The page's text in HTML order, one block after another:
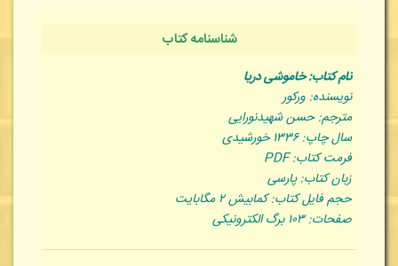
شناسنامه کتاب
نام کتاب:خاموشی دریا
نویسنده: ورکور
مترجم: حسن شهیدنورایی
سال چاپ: ۱۳۳۶ خورشیدی
فرمت کتاب: PDF
زبان کتاب: پارسی
حجم فایل کتاب: کمابیش ۲ مگابایت
صفحات: ۱۰۳ برگ الکترونیکی